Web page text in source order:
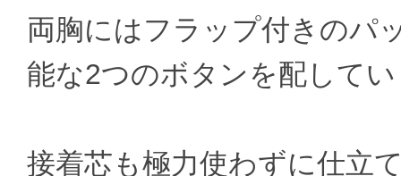
両胸にはフラップ付きのパ
能な2つのボタンを配して
接着芯も極力使わずに仕立